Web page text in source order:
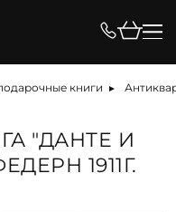
книги
"ДАНТЕ И
1911Г.